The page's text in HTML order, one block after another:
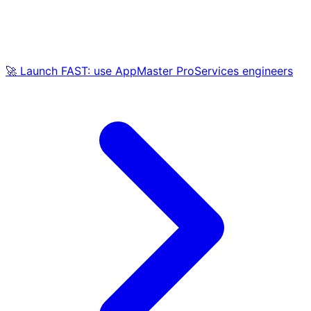
🚀 Launch FAST: use AppMaster ProServices engineers